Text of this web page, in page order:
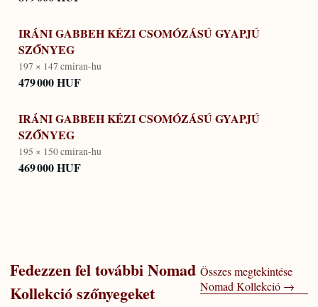
IRÁNI GABBEH KÉZI CSOMÓZÁSÚ GYAPJÚ
SZŐNYEG
197 × 147 cmiran-hu
479 000 HUF
IRÁNI GABBEH KÉZI CSOMÓZÁSÚ GYAPJÚ
SZŐNYEG
195 × 150 cmiran-hu
469 000 HUF
Fedezzen fel továbbiNomad
Kollekciószőnyegeket
Összes megtekintése
Nomad Kollekció →